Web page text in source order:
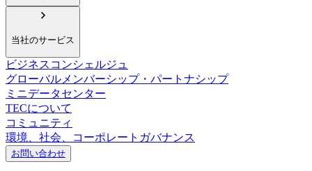
当社のサービス
ビジネスコンシェルジュ
グローバルメンバーシップ・パートナシップ
ミニデータセンター
TECについて
コミュニティ
環境、社会、コーポレートガバナンス
お問い合わせ